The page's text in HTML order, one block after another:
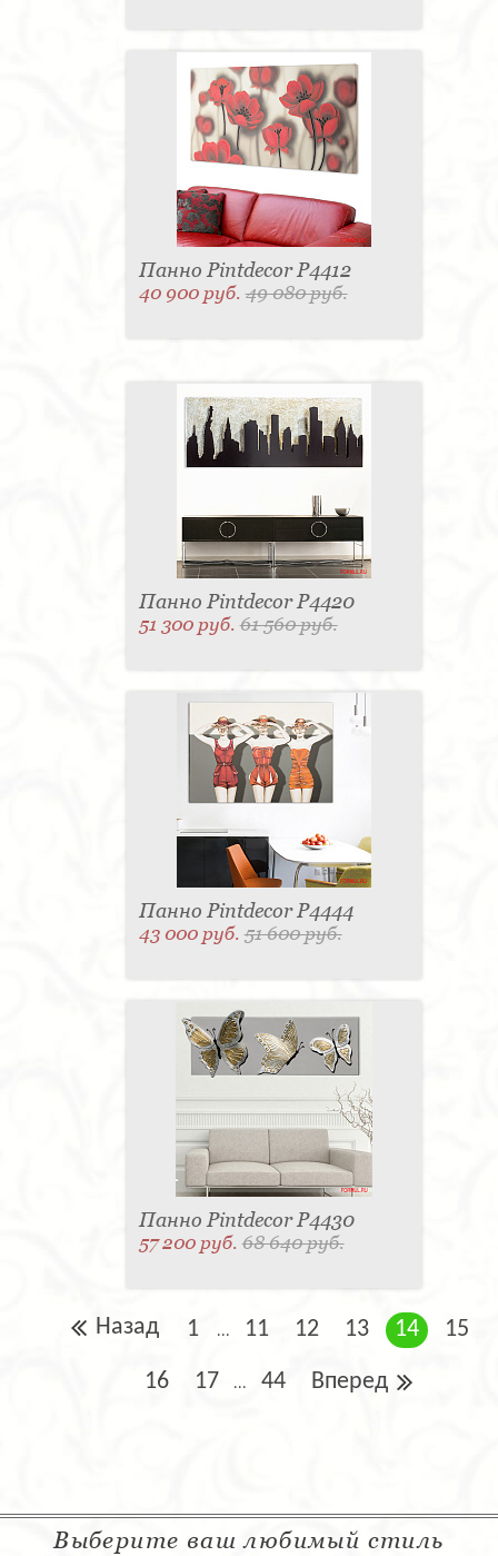
Панно Pintdecor P4412
40 900 руб.49 080 руб.
Панно Pintdecor P4420
51 300 руб.61 560 руб.
Панно Pintdecor P4444
43 000 руб.51 600 руб.
Панно Pintdecor P4430
57 200 руб.68 640 руб.
Назад 1 ... 11 12 13 14 15
16 17 ... 44 Вперед
Выберите ваш любимый стиль